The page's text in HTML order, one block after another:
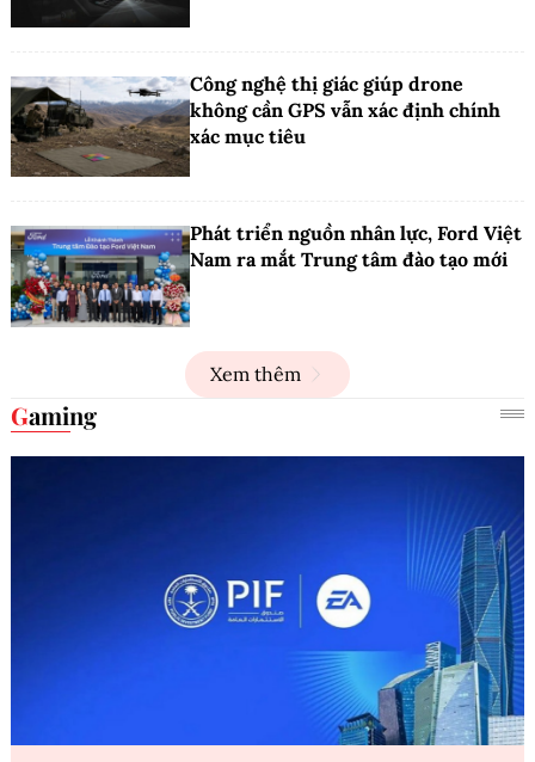
Công nghệ thị giác giúp drone
không cần GPS vẫn xác định chính
xác mục tiêu
Phát triển nguồn nhân lực, Ford Việt
Nam ra mắt Trung tâm đào tạo mới
Xem thêm
Gaming